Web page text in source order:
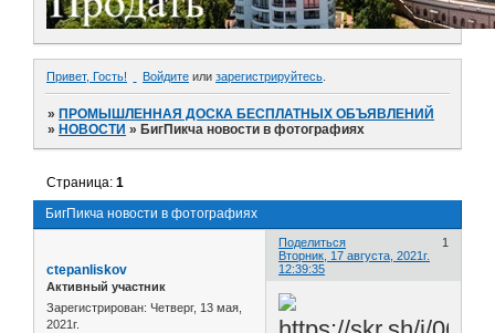
Привет, Гость! Войдите или зарегистрируйтесь
»ПРОМЫШЛЕННАЯ ДОСКА БЕСПЛАТНЫХ ОБЪЯВЛЕНИЙ
»НОВОСТИ »БигПикча новости в фотографиях
БигПикча новости в фотографиях
Страница:1
Поделиться
1
Вторник, 17 августа, 2021г.
12:39:35
ctepanliskov
Активный участник
Зарегистрирован: Четверг, 13 мая,
2021г.